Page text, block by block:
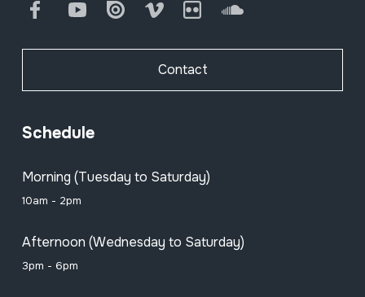
FacebookYoutube Issuu Vimeo Flickr SoundCloud
Contact
Schedule
Morning (Tuesday to Saturday)
10am - 2pm
Afternoon (Wednesday to Saturday)
3pm - 6pm